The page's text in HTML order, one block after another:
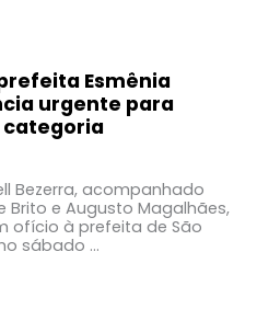
Esmênia
urgente para
Bezerra, acompanhado
Brito e Augusto Magalhães,
ofício à prefeita de São
sábado ...